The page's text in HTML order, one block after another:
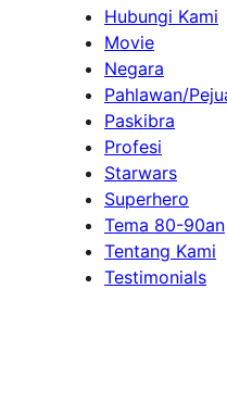
Hubungi Kami
Movie
Negara
Pahlawan/
Paskibra
Profesi
Starwars
Superhero
Tema 80-90an
Tentang Kami
Testimonials